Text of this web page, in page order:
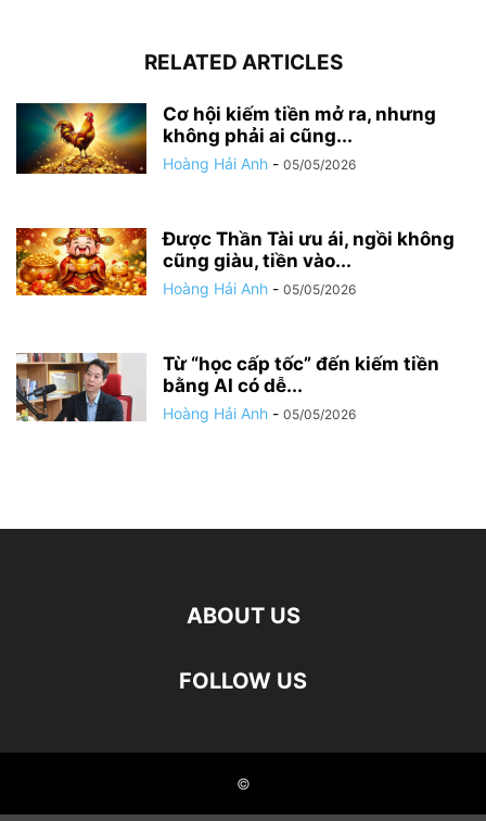
RELATED ARTICLES
Cơ hội kiếm tiền mở ra, nhưng
không phải ai cũng...
Hoàng Hải Anh - 05/05/2026
Được Thần Tài ưu ái, ngồi không
cũng giàu, tiền vào...
Hoàng Hải Anh - 05/05/2026
Từ “học cấp tốc” đến kiếm tiền
bằng AI có dễ...
Hoàng Hải Anh - 05/05/2026
ABOUT US
FOLLOW US
©